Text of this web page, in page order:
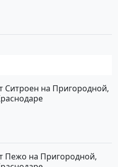
Ситроен на Пригородной,
Пежо на Пригородной,